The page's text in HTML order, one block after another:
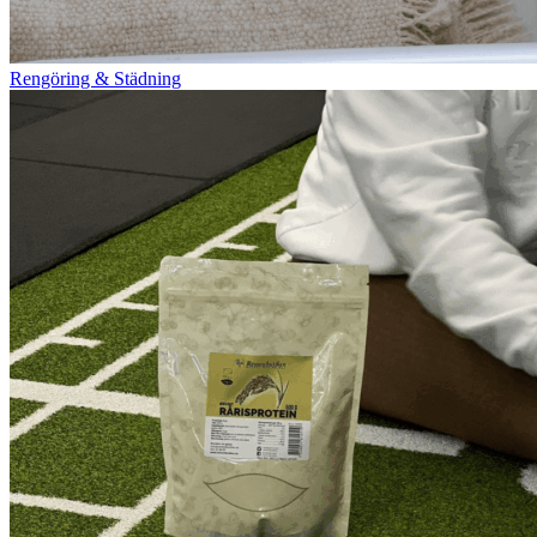
Rengöring & Städning